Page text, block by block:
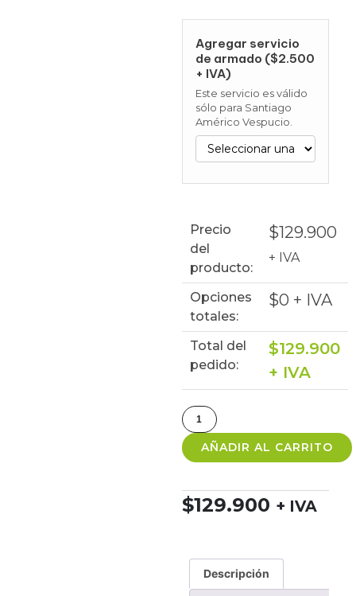
Agregar servicio
de armado ($2.500
+ IVA)
Este servicio es válido
sólo para Santiago
Américo Vespucio.
Precio
del
producto:
$129.900
+ IVA
Opciones
totales:
$0 + IVA
Total del
pedido:
$129.900
+ IVA
AÑADIR AL CARRITO
$129.900 + IVA
Descripción